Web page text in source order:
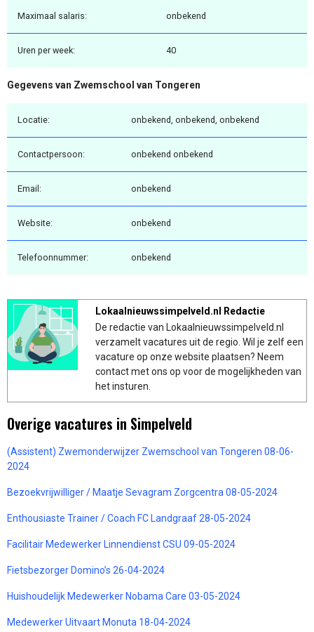
Maximaal salaris: onbekend
Uren per week: 40
Gegevens van Zwemschool van Tongeren
Locatie: onbekend, onbekend, onbekend
Contactpersoon: onbekend onbekend
Email: onbekend
Website: onbekend
Telefoonnummer: onbekend
Lokaalnieuwssimpelveld.nl Redactie
De redactie van Lokaalnieuwssimpelveld.nl
verzamelt vacatures uit de regio. Wil je zelf een
vacature op onze website plaatsen? Neem
contact met ons op voor de mogelijkheden van
het insturen.
Overige vacatures in Simpelveld
(Assistent) Zwemonderwijzer Zwemschool van Tongeren 08-06-
2024
Bezoekvrijwilliger / Maatje Sevagram Zorgcentra 08-05-2024
Enthousiaste Trainer / Coach FC Landgraaf 28-05-2024
Facilitair Medewerker Linnendienst CSU 09-05-2024
Fietsbezorger Domino’s 26-04-2024
Huishoudelijk Medewerker Nobama Care 03-05-2024
Medewerker Uitvaart Monuta 18-04-2024